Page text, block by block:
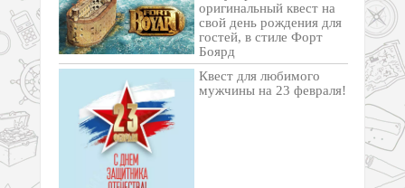
оригинальный квест на
свой день рождения для
гостей, в стиле Форт
Боярд
Квест для любимого
мужчины на 23 февраля!